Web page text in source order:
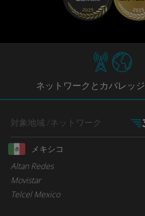
ネットワークとカバレッジ
対象地域 /ネットワーク
メキシコ
Altan Redes
Movistar
Telcel Mexico